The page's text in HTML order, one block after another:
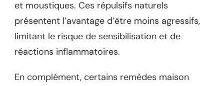
et moustiques. Ces répulsifs naturels
présentent l’avantage d’être moins agressifs,
limitant le risque de sensibilisation et de
réactions inflammatoires.
En complément, certains remèdes maison